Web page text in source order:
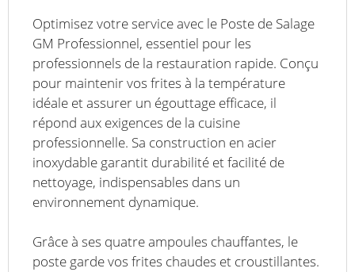
Optimisez votre service avec le Poste de Salage
GM Professionnel, essentiel pour les
professionnels de la restauration rapide. Conçu
pour maintenir vos frites à la température
idéale et assurer un égouttage efficace, il
répond aux exigences de la cuisine
professionnelle. Sa construction en acier
inoxydable garantit durabilité et facilité de
nettoyage, indispensables dans un
environnement dynamique.
Grâce à ses quatre ampoules chauffantes, le
poste garde vos frites chaudes et croustillantes.